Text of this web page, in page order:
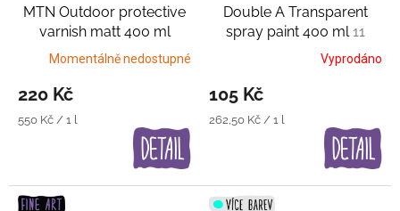
MTN Outdoor protective
varnish matt 400 ml
Transparentní lak
Momentálně nedostupné
220 Kč
Měrná
550 Kč / 1 l
Double A Transparent
spray paint 400 ml 11
průhledných barev
Vyprodáno
105 Kč
Měrná
262,50 Kč / 1 l